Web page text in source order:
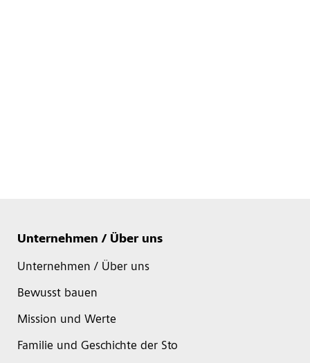
Unternehmen / Über uns
Unternehmen / Über uns
Bewusst bauen
Mission und Werte
Familie und Geschichte der Sto